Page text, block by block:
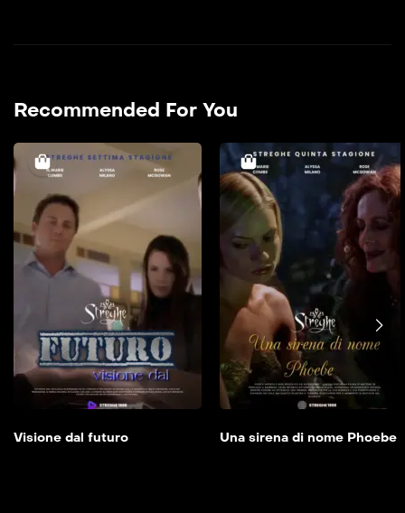
Recommended For You
Visione dal futuro
Visione dal futuro
2000 41min
Aggiungi alla mia
Una sirena di nome Phoebe